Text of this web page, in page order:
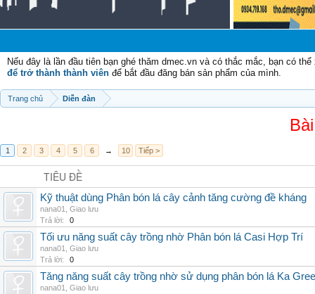
Nếu đây là lần đầu tiên bạn ghé thăm dmec.vn và có thắc mắc, bạn có
để trở thành thành viên để bắt đầu đăng bán sản phẩm của mình.
Trang chủ Diễn đàn
1 2 3 4 5 6 → 10 Tiếp >
TIÊU ĐỀ
Kỹ thuật dùng Phân bón lá cây cảnh tăng cường đề kháng
nana01
Giao lưu
Trả lời:
0
Tối ưu năng suất cây trồng nhờ Phân bón lá Casi Hợp Trí
nana01
Giao lưu
Trả lời:
0
Tăng năng suất cây trồng nhờ sử dụng phân bón lá Ka
nana01
Giao lưu